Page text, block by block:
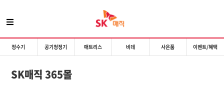
정수기 공기청정기 매트리스 비데 사은품 이벤트/혜택
SK매직 365몰